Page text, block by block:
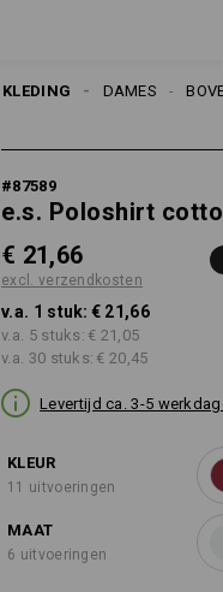
KLEDING
DAMES
#87589
e.s. Poloshirt
€ 21,66
excl. verzendkosten
v.a. 1 stuk: € 21,66
v.a. 5 stuks: € 21,05
v.a. 30 stuks: € 20,45
Levertijd ca. 3-5
KLEUR
11 uitvoeringen
MAAT
6 uitvoeringen